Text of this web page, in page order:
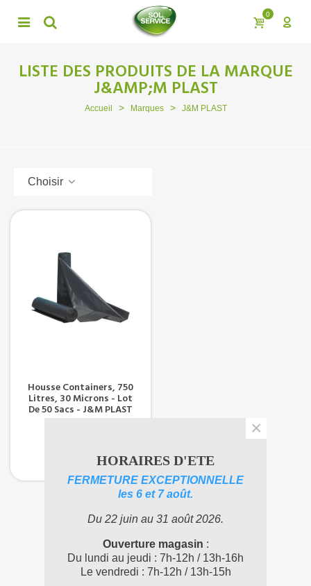
0
LISTE DES PRODUITS DE LA MARQUE
J&AMP;M PLAST
Accueil > Marques > J&M PLAST
Choisir
Housse Containers, 750
Litres, 30 Microns - Lot
De 50 Sacs - J&M PLAST
Affichage 1-1 de 1 article(s)
HORAIRES D'ETE
FERMETURE EXCEPTIONNELLE
les 6 et 7 août.
Du 22 juin au 31 août 2026.
Ouverture magasin :
Du lundi au jeudi : 7h-12h / 13h-16h
Le vendredi : 7h-12h / 13h-15h
×